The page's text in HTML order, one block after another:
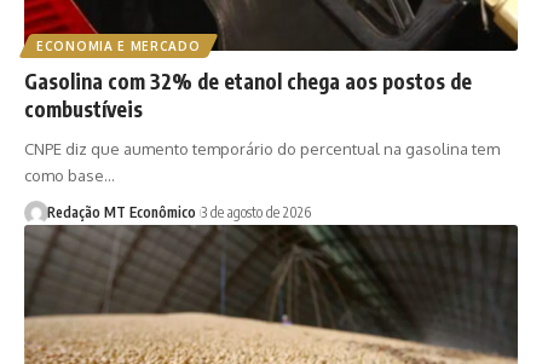
ECONOMIA E MERCADO
Gasolina com 32% de etanol chega aos postos de
combustíveis
CNPE diz que aumento temporário do percentual na gasolina tem
como base…
Redação MT Econômico 3 de agosto de 2026